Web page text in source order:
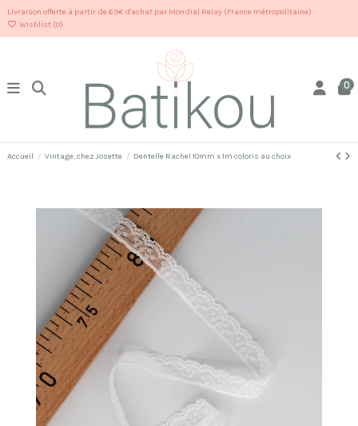
Livraison offerte à partir de 69€ d'achat par Mondial Relay (France métropolitaine)
Wishlist (0)
0
Accueil Vintage, chez Josette Dentelle Rachel 10mm x 1m coloris au choix